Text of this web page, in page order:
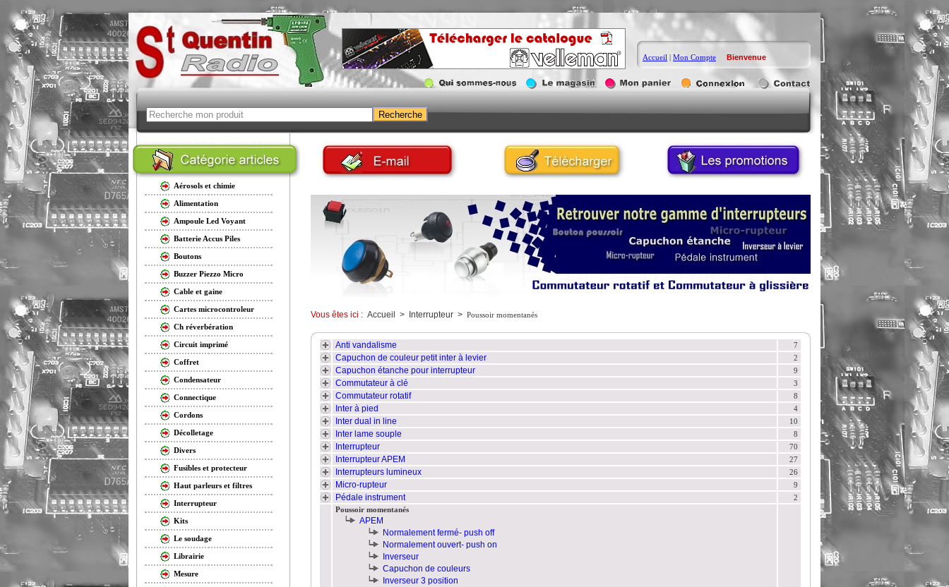
Accueil | Mon Compte Bienvenue
Aérosols et chimie
Alimentation
Ampoule Led Voyant
Batterie Accus Piles
Boutons
Buzzer Piezzo Micro
Cable et gaine
Cartes microcontroleur
Ch réverbération
Circuit imprimé
Coffret
Condensateur
Connectique
Cordons
Décolletage
Divers
Fusibles et protecteur
Haut parleurs et filtres
Interrupteur
Kits
Le soudage
Librairie
Mesure
Vous êtes ici : Accueil > Interrupteur> Poussoir momentanés
Anti vandalisme 7
Capuchon de couleur petit inter à levier 2
Capuchon étanche pour interrupteur 9
Commutateur à clé 3
Commutateur rotatif 8
Inter à pied 4
Inter dual in line 10
Inter lame souple 8
Interrupteur 70
Interrupteur APEM 27
Interrupteurs lumineux 26
Micro-rupteur 9
Pédale instrument
2
Poussoir momentanés
APEM
Normalement fermé- push off
Normalement ouvert- push on
Inverseur
Capuchon de couleurs
Inverseur 3 position